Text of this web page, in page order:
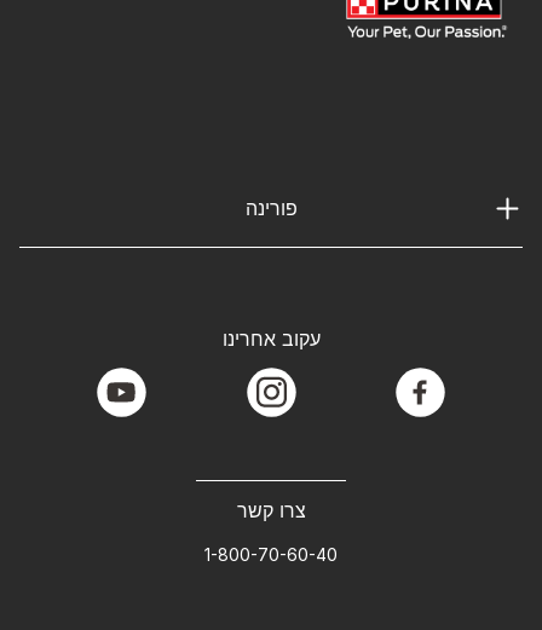
פורינה
צרו קשר
1-800-70-60-40
עקוב אחרינו
facebook
instagram
youtube